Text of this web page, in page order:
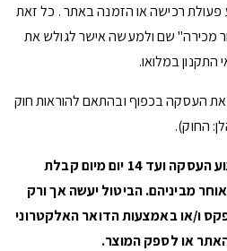
רכישה או הזמנה באתר . כל זאת
מכירה" שם ולמעשה אישר לגולש את
במלואו.
את העסקה בכפוף ובהתאם להוראות חוק
ניתן לבטל רכישה מיום ביצוע העסקה ועד 14 יום מיום קבלת
מביניהם. הביטול יעשה אך ורק
ו/או באמצעות הדואר האלקטרוני
או לספק המוצר.